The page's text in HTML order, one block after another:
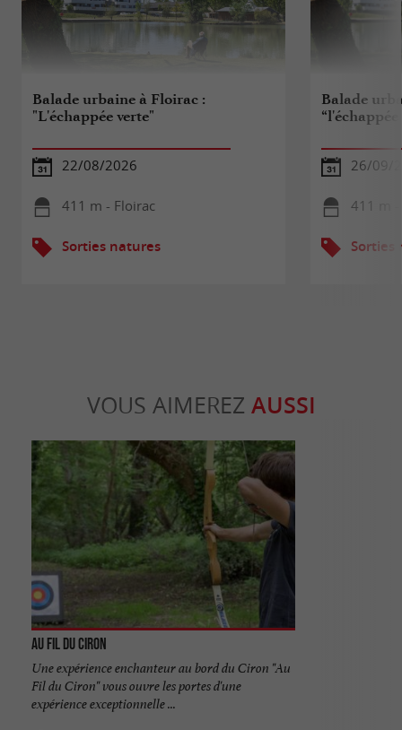
Balade urbaine à Floirac :
"L'échappée verte"
22/08/2026
411 m - Floirac
Sorties natures
Balade
“l'échappée
26/09/
411 m -
Sorties
VOUS AIMEREZ AUSSI
Au Fil du Ciron
Une expérience enchanteur au bord du Ciron "Au
Fil du Ciron" vous ouvre les portes d'une
expérience exceptionnelle ...